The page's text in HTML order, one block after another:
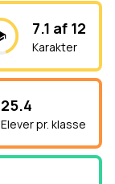
7.1 af 12
Karakter
25.4
Elever pr. klasse